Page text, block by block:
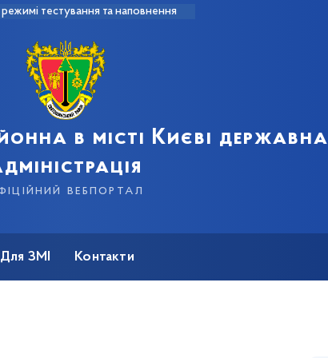
тестування та наповнення
в місті Києві державна
вебпортал
Для ЗМІ Контакти